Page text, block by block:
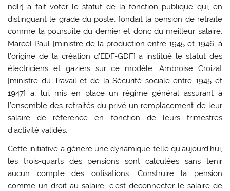
ndlr] a fait voter le statut de la fonction publique qui, en
distinguant le grade du poste, fondait la pension de retraite
comme la poursuite du dernier et donc du meilleur salaire.
Marcel Paul [ministre de la production entre 1945 et 1946, à
l’origine de la création d’EDF-GDF] a institué le statut des
électriciens et gaziers sur ce modèle. Ambroise Croizat
[ministre du Travail et de la Sécurité sociale entre 1945 et
1947] a, lui, mis en place un régime général assurant à
l’ensemble des retraités du privé un remplacement de leur
salaire de référence en fonction de leurs trimestres
d’activité validés.
Cette initiative a généré une dynamique telle qu’aujourd’hui,
les trois-quarts des pensions sont calculées sans tenir
aucun compte des cotisations. Construire la pension
comme un droit au salaire, c’est déconnecter le salaire de